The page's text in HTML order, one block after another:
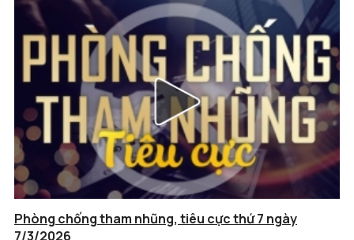
Phòng chống tham nhũng, tiêu cực thứ 7 ngày
7/3/2026